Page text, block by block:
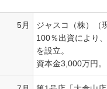
5月
ジャスコ（株）（
100％出資により
を設立。
資本金3,000万円。